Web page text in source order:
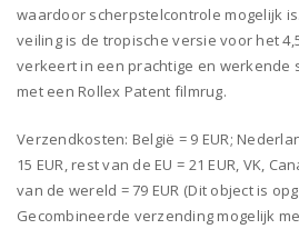
waardoor scherpstelcontrole mogelijk
veiling is de tropische versie voor het
verkeert in een prachtige en werkende
met een Rollex Patent filmrug.
Verzendkosten: België = 9 EUR;
15 EUR, rest van de EU = 21 EUR, VK,
van de wereld = 79 EUR (Dit object is
Gecombineerde verzending mogelijk